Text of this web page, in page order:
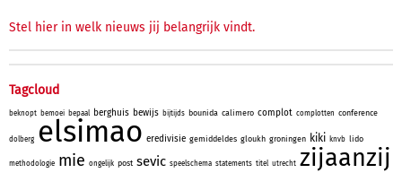
Stel hier in welk nieuws jij belangrijk vindt.
Tagcloud
beknopt bemoei bepaal berghuis bewijs bijtijds bounida calimero complot complotten conference
dolberg elsimao eredivisie gemiddeldes gloukh groningen kiki knvb lido
methodologie mie ongelijk post sevic speelschema statements titel utrecht zijaanzij